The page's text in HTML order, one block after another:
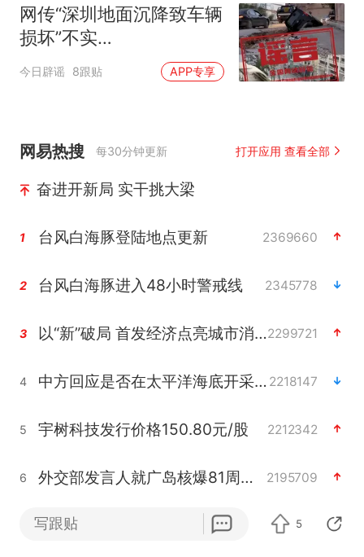
网传“深圳地面沉降致车辆
损坏”不实
（2026·08·06）
今日辟谣 8跟贴 APP专享
网易热搜 每30分钟更新 打开应用 查看全部
奋进开新局 实干挑大梁
1 台风白海豚登陆地点更新 2369660
2 台风白海豚进入48小时警戒线 2345778
3 以“新”破局 首发经济点亮城市消费活力2299721
4 中方回应是否在太平洋海底开采稀土 2218147
5 宇树科技发行价格150.80元/股 2212342
6 外交部发言人就广岛核爆81周年等答记者问 2195709
吉林一“温度计大楼”读数爆表 2192116
写跟贴 5